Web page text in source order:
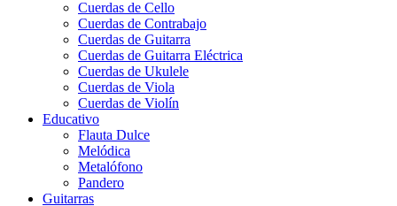
Cuerdas de Cello
Cuerdas de Contrabajo
Cuerdas de Guitarra
Cuerdas de Guitarra Eléctrica
Cuerdas de Ukulele
Cuerdas de Viola
Cuerdas de Violín
Educativo
Flauta Dulce
Melódica
Metalófono
Pandero
Guitarras